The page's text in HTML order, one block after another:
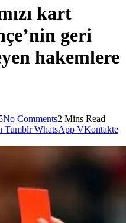
kart
geri
hakemlere
No Comments2 Mins Read
Tumblr WhatsApp VKontakte